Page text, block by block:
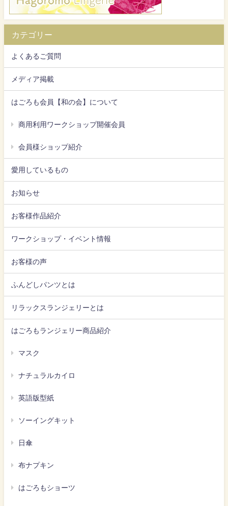
カテゴリー
よくあるご質問
メディア掲載
はごろも会員【和の会】について
商用利用ワークショップ開催会員
会員様ショップ紹介
愛用しているもの
お知らせ
お客様作品紹介
ワークショップ・イベント情報
お客様の声
ふんどしパンツとは
リラックスランジェリーとは
はごろもランジェリー商品紹介
マスク
ナチュラルカイロ
英語版型紙
ソーイングキット
日傘
布ナプキン
はごろもショーツ